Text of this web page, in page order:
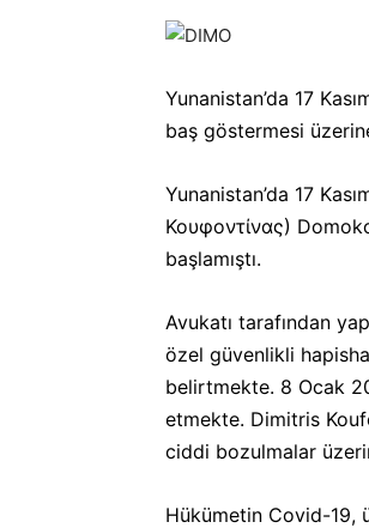
Yunanistan’da 17
baş göstermesi
Yunanistan’da 17
Κουφοντίνας)
başlamıştı.
Avukatı tarafından
özel güvenlikli
belirtmekte. 8 Ocak
etmekte. Dimitris
ciddi bozulmalar
Hükümetin Covid-19,